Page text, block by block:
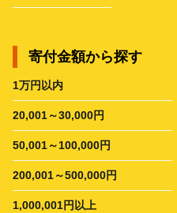
寄付金額から探す
1万円以内
20,001～30,000円
50,001～100,000円
200,001～500,000円
1,000,001円以上